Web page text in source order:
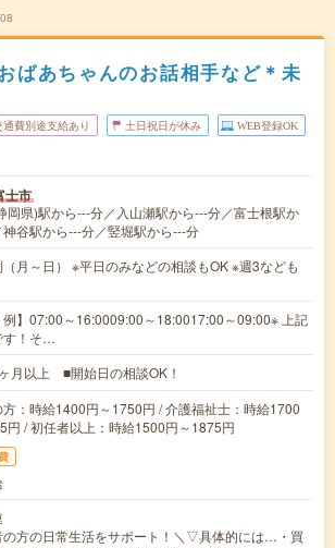
ばあちゃんのお話相手など＊未
通費別途支給あり 土日祝日が休み WEB登録OK
士市
岡県)駅から---分／入山瀬駅から---分／富士根駅か
神谷駅から---分／竪堀駅から---分
月～日） ※平日のみなどの相談もOK ※週3なども
例】07:00～16:0009:00～18:0017:00～09:00※ 上記
す！そ…
月以上 ■開始日の相談OK！
：時給1400円～1750円 / 介護福祉士：時給1700
円 / 初任者以上：時給1500円～1875円
の方の日常生活をサポート！＼▽具体的には…・買